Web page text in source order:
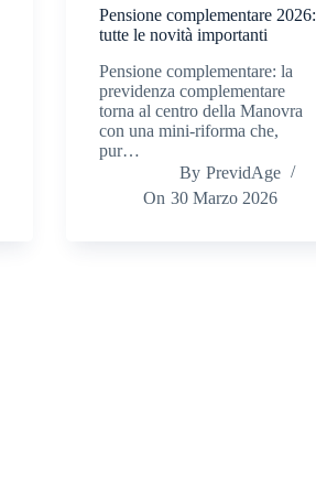
Pensione complementare 2026:
tutte le novità importanti
Pensione complementare: la
previdenza complementare
torna al centro della Manovra
con una mini-riforma che,
pur…
By PrevidAge
On 30 Marzo 2026